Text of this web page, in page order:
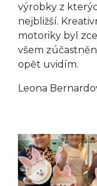
výrobky z
nejbližší.
motoriky byl
všem
opět uvidím.
Leona